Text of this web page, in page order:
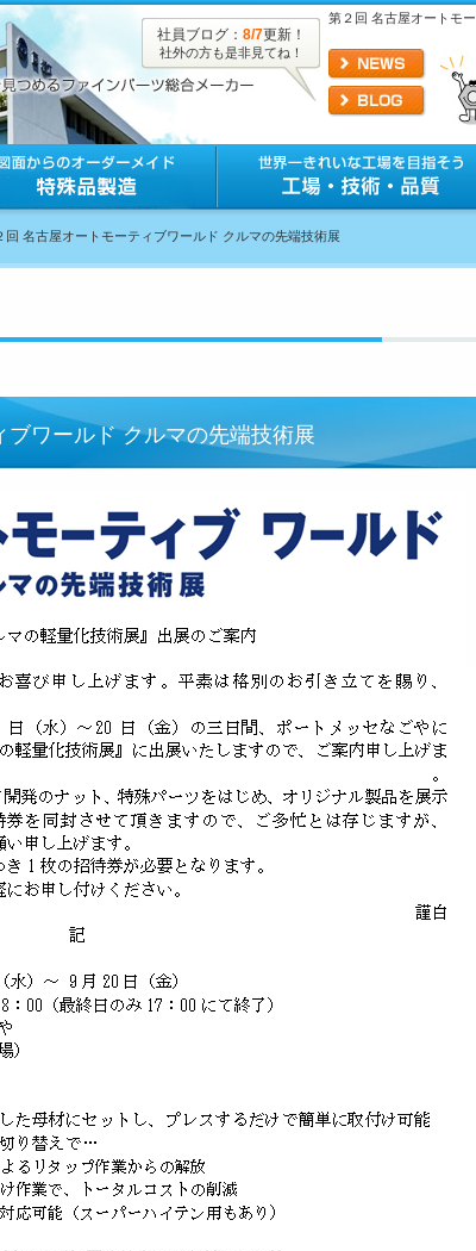
第２回 名古屋オートモ
社員ブログ： 8/7更新！
社外の方も是非見てね！
回 名古屋オートモーティブワールド クルマの先端技術展
ワールド クルマの先端技術展